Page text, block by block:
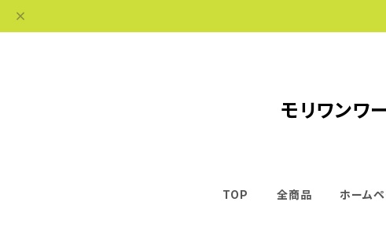
モリワンワ
TOP 全商品 ホーム